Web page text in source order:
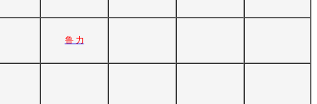
鲁 力